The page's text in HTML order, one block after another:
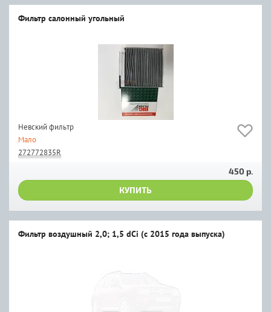
Фильтр салонный угольный
Невский фильтр
Мало
272772835R
450 р.
КУПИТЬ
Фильтр воздушный 2,0; 1,5 dCi (с 2015 года выпуска)